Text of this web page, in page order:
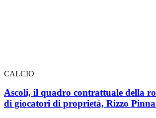
CALCIO
Ascoli, il quadro contrattuale della
di giocatori di proprietà, Rizzo